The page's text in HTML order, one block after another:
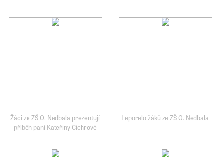
Žáci ze ZŠ O. Nedbala prezentují
příběh paní Kateřiny Cichrové
Leporelo žáků ze ZŠ O. Nedbala